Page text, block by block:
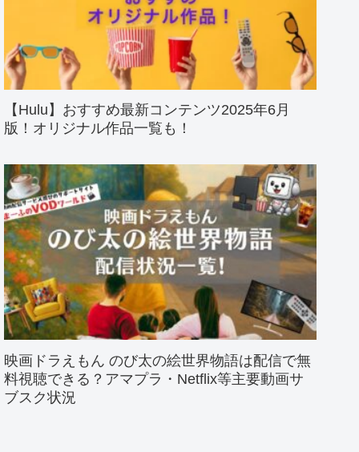
【Hulu】おすすめ最新コンテンツ2025年6月
版！オリジナル作品一覧も！
映画ドラえもん のび太の絵世界物語は配信で無
料視聴できる？アマプラ・Netflix等主要動画サ
ブスク状況